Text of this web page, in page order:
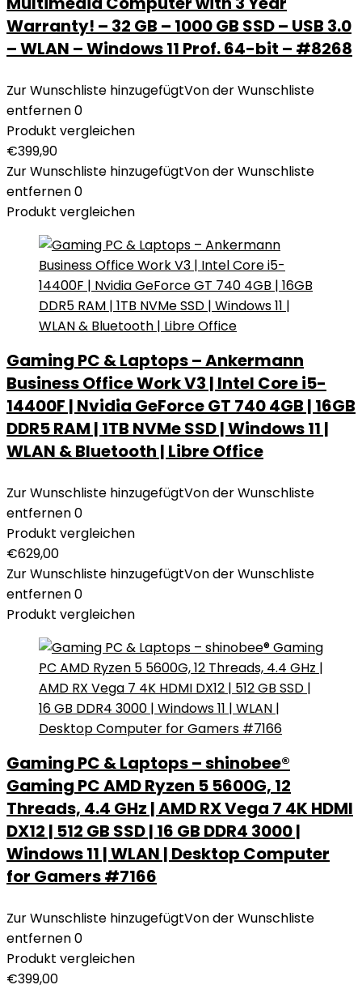
Warranty! – 32 GB – 1000 GB SSD – USB 3.0
– WLAN – Windows 11 Prof. 64-bit – #8268
Zur Wunschliste hinzugefügtVon der Wunschliste
entfernen0
Produkt vergleichen
€399,90
Zur Wunschliste hinzugefügtVon der Wunschliste
entfernen0
Produkt vergleichen
Gaming PC & Laptops – Ankermann
Business Office Work V3 | Intel Core i5-
14400F | Nvidia GeForce GT 740 4GB | 16GB
DDR5 RAM | 1TB NVMe SSD | Windows 11 |
WLAN & Bluetooth | Libre Office
Zur Wunschliste hinzugefügtVon der Wunschliste
entfernen0
Produkt vergleichen
€629,00
Zur Wunschliste hinzugefügtVon der Wunschliste
entfernen0
Produkt vergleichen
Gaming PC & Laptops – shinobee®
Gaming PC AMD Ryzen 5 5600G, 12
Threads, 4.4 GHz | AMD RX Vega 7 4K HDMI
DX12 | 512 GB SSD | 16 GB DDR4 3000 |
Windows 11 | WLAN | Desktop Computer
for Gamers #7166
Zur Wunschliste hinzugefügtVon der Wunschliste
entfernen0
Produkt vergleichen
€399,00